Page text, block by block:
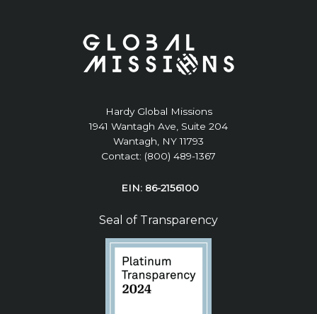
Hardy Global Missions
1941 Wantagh Ave, Suite 204
Wantagh, NY 11793
Contact: (800) 489-1367
EIN: 86-2156100
Seal of Transparency